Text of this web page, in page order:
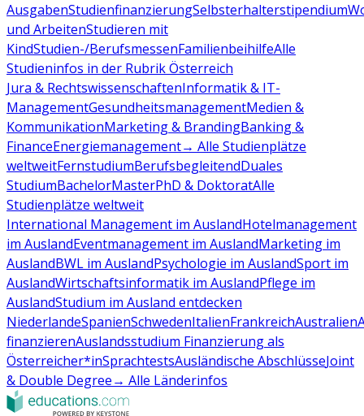
AusgabenStudienfinanzierungSelbsterhalterstipendium
und ArbeitenStudieren mit
KindStudien-/BerufsmessenFamilienbeihilfeAlle
Studieninfos in der Rubrik Österreich
Jura & RechtswissenschaftenInformatik & IT-
ManagementGesundheitsmanagementMedien &
KommunikationMarketing & BrandingBanking &
FinanceEnergiemanagement→ Alle Studienplätze
weltweitFernstudiumBerufsbegleitendDuales
StudiumBachelorMasterPhD & DoktoratAlle
Studienplätze weltweit
International Management im AuslandHotelmanagement
im AuslandEventmanagement im AuslandMarketing im
AuslandBWL im AuslandPsychologie im AuslandSport im
AuslandWirtschaftsinformatik im AuslandPflege im
AuslandStudium im Ausland entdecken
NiederlandeSpanienSchwedenItalienFrankreichAustralien
finanzierenAuslandsstudium Finanzierung als
Österreicher*inSprachtestsAusländische AbschlüsseJoint
& Double Degree→ Alle Länderinfos